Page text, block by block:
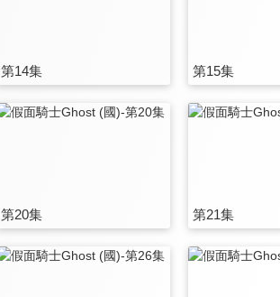
第14集 第15集
第20集 第21集